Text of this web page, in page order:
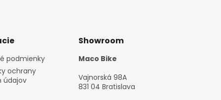
podmienky
ochrany
údajov
Showroom
Maco Bike
Vajnorská 98A
831 04 Bratislava